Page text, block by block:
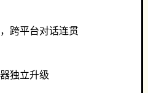
跨平台对话连贯
独立升级